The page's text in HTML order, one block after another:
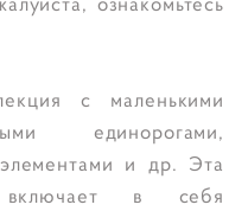
с маленькими
единорогами,
и др. Эта
включает в себя